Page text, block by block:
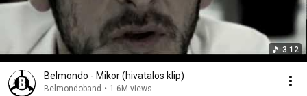
3:12
Belmondo - Mikor (hivatalos klip)
Belmondoband • 1.6M views